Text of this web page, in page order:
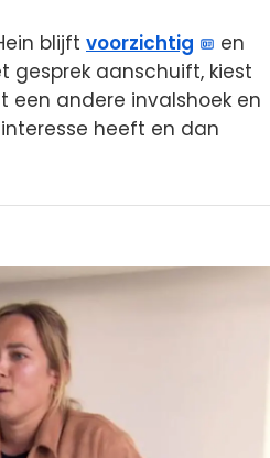
blijft voorzichtig
en
gesprek aanschuift, kiest
een andere invalshoek en
heeft en dan